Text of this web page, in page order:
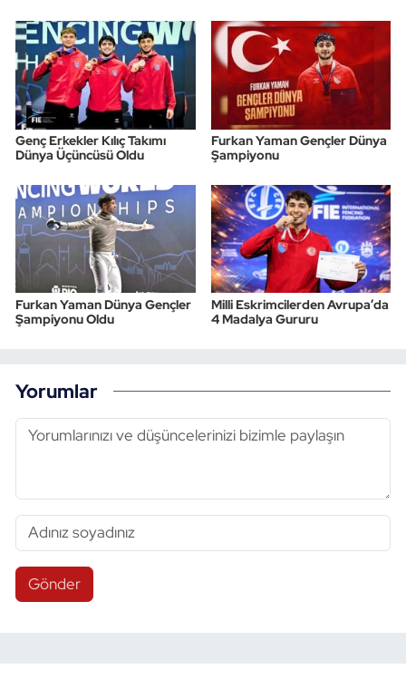
Genç Erkekler Kılıç Takımı
Dünya Üçüncüsü Oldu
Furkan Yaman Gençler Dünya
Şampiyonu
Furkan Yaman Dünya Gençler
Şampiyonu Oldu
Milli Eskrimcilerden Avrupa’da
4 Madalya Gururu
Yorumlar
Gönder